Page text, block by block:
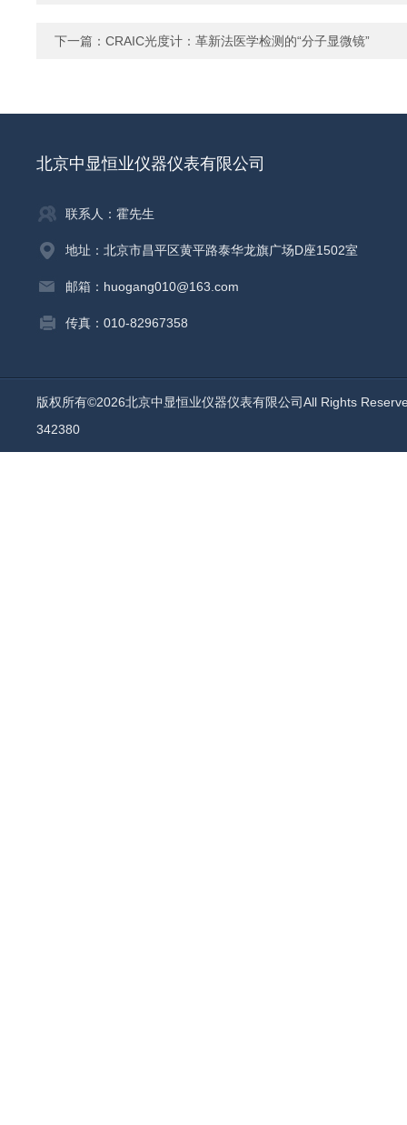
下一篇： CRAIC光度计：革新法医学检测的“分子显微镜”
北京中显恒业仪器仪表有限公司
联系人：霍先生
地址：北京市昌平区黄平路泰华龙旗广场D座1502室
邮箱：huogang010@163.com
传真：010-82967358
版权所有©2026北京中显恒业仪器仪表有限公司All Rights
342380